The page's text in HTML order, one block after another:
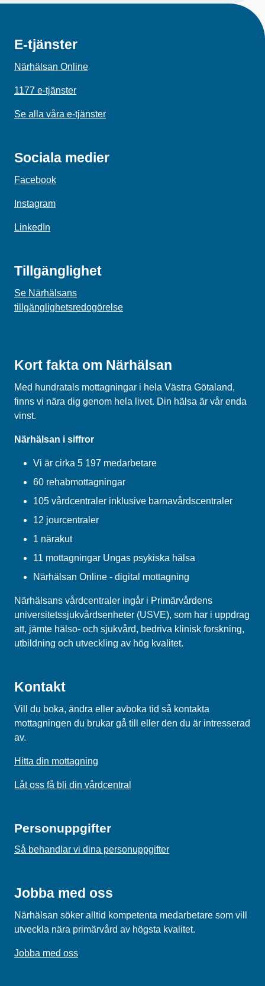
E-tjänster
Närhälsan Online
1177 e-tjänster
Se alla våra e-tjänster
Sociala medier
Facebook
Instagram
LinkedIn
Tillgänglighet
Se Närhälsans
tillgänglighetsredogörelse
Kort fakta om Närhälsan
Med hundratals mottagningar i hela Västra Götaland,
finns vi nära dig genom hela livet. Din hälsa är vår enda
vinst.
Närhälsan i siffror
Vi är cirka 5 197 medarbetare
60 rehabmottagningar
105 vårdcentraler inklusive barnavårdscentraler
12 jourcentraler
1 närakut
11 mottagningar Ungas psykiska hälsa
Närhälsan Online - digital mottagning
Närhälsans vårdcentraler ingår i Primärvårdens
universitetssjukvårdsenheter (USVE), som har i uppdrag
att, jämte hälso- och sjukvård, bedriva klinisk forskning,
utbildning och utveckling av hög kvalitet.
Kontakt
Vill du boka, ändra eller avboka tid så kontakta
mottagningen du brukar gå till eller den du är intresserad
av.
Hitta din mottagning
Låt oss få bli din vårdcentral
Personuppgifter
Så behandlar vi dina personuppgifter
Jobba med oss
Närhälsan söker alltid kompetenta medarbetare som vill
utveckla nära primärvård av högsta kvalitet.
Jobba med oss